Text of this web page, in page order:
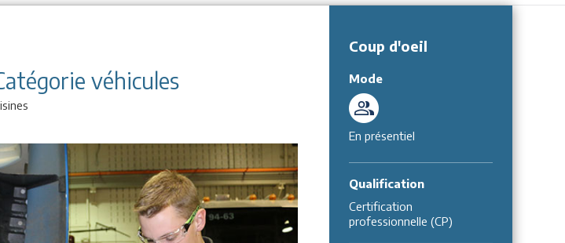
véhicules
Coup d'oeil
Mode
En présentiel
Qualification
Certification
professionnelle (CP)